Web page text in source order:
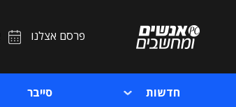
פרסם אצלנו
חדשות סייבר